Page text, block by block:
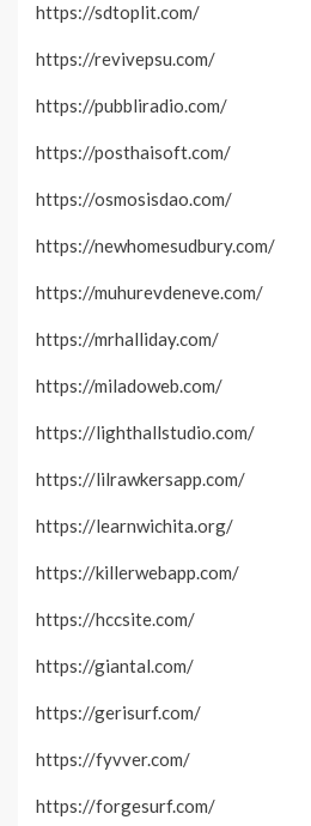
https://sdtoplit.com/
https://revivepsu.com/
https://pubbliradio.com/
https://posthaisoft.com/
https://osmosisdao.com/
https://newhomesudbury.com/
https://muhurevdeneve.com/
https://mrhalliday.com/
https://miladoweb.com/
https://lighthallstudio.com/
https://lilrawkersapp.com/
https://learnwichita.org/
https://killerwebapp.com/
https://hccsite.com/
https://giantal.com/
https://gerisurf.com/
https://fyvver.com/
https://forgesurf.com/